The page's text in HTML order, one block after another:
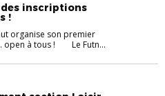
inscriptions
!
organise son premier
open à tous ! Le Futn...